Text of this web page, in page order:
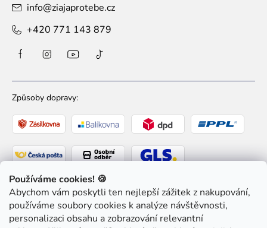
Používáme cookies! 🍪
Abychom vám poskytli ten nejlepší zážitek z nakupování,
používáme soubory cookies k analýze návštěvnosti,
personalizaci obsahu a zobrazování relevantní
info@ziajaprotebe.cz
+420 771 143 879
Způsoby dopravy:
Způsoby platby: